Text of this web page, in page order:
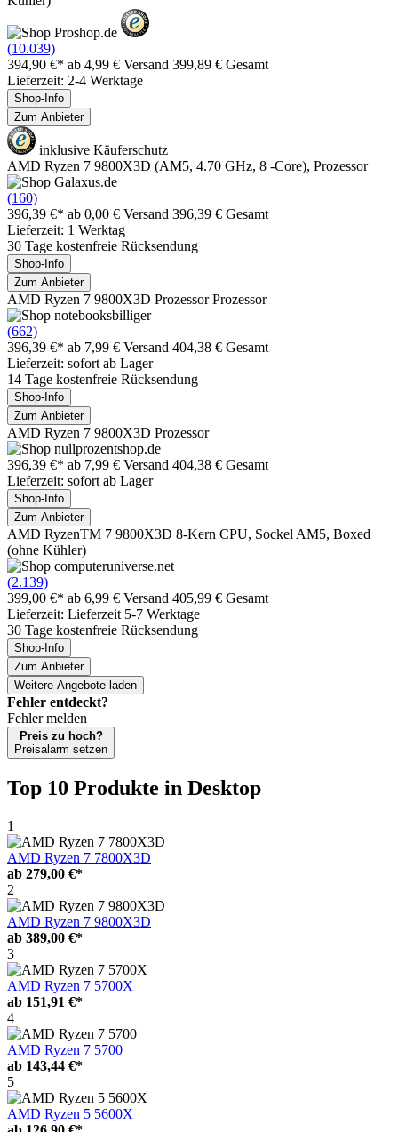
(10.039)
394,90 €* ab 4,99 € Versand 399,89 € Gesamt
Lieferzeit: 2-4 Werktage
Shop-Info
Zum Anbieter
inklusive Käuferschutz
AMD Ryzen 7 9800X3D (AM5, 4.70 GHz, 8 -Core), Prozessor
(160)
396,39 €* ab 0,00 € Versand 396,39 € Gesamt
Lieferzeit: 1 Werktag
30 Tage kostenfreie Rücksendung
Shop-Info
Zum Anbieter
AMD Ryzen 7 9800X3D Prozessor Prozessor
(662)
396,39 €* ab 7,99 € Versand 404,38 € Gesamt
Lieferzeit: sofort ab Lager
14 Tage kostenfreie Rücksendung
Shop-Info
Zum Anbieter
AMD Ryzen 7 9800X3D Prozessor
396,39 €* ab 7,99 € Versand 404,38 € Gesamt
Lieferzeit: sofort ab Lager
Shop-Info
Zum Anbieter
AMD RyzenTM 7 9800X3D 8-Kern CPU, Sockel AM5, Boxed
(ohne Kühler)
(2.139)
399,00 €* ab 6,99 € Versand 405,99 € Gesamt
Lieferzeit: Lieferzeit 5-7 Werktage
30 Tage kostenfreie Rücksendung
Shop-Info
Zum Anbieter
Weitere Angebote laden
Fehler entdeckt?
Fehler melden
Preis zu hoch?
Preisalarm setzen
Top 10 Produkte in Desktop
1
AMD Ryzen 7 7800X3D
ab 279,00 €*
2
AMD Ryzen 7 9800X3D
ab 389,00 €*
3
AMD Ryzen 7 5700X
ab 151,91 €*
4
AMD Ryzen 7 5700
ab 143,44 €*
5
AMD Ryzen 5 5600X